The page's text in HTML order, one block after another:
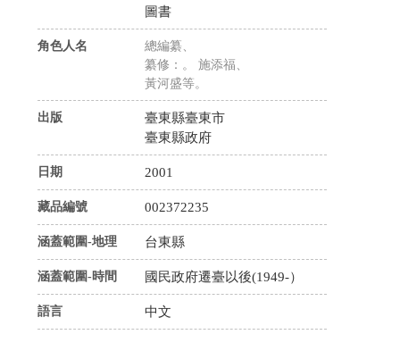
圖書
角色人名
總編纂、
纂修：。 施添福、
黃河盛等。
出版
臺東縣臺東市
臺東縣政府
日期 2001
藏品編號 002372235
涵蓋範圍-地理 台東縣
涵蓋範圍-時間 國民政府遷臺以後(1949-）
語言 中文